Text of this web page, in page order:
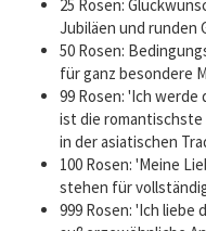
25 Rosen:
Jubiläen und runden
50 Rosen:
für ganz besondere
99 Rosen: 'Ich
ist die romantischste
in der asiatischen
100 Rosen: 'Meine
stehen für
999 Rosen: 'Ich liebe